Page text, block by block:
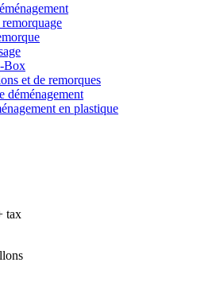
Box
et de remorques
déménagement
en plastique
tax